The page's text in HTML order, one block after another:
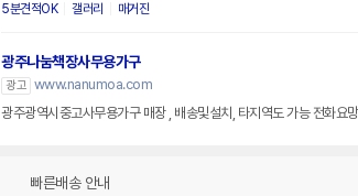
5분견적OK 갤러리 매거진
광주나눔책장사무용가구
광고 www.nanumoa.com
광주광역시중고사무용가구 매장 , 배송및설
빠른배송 안내